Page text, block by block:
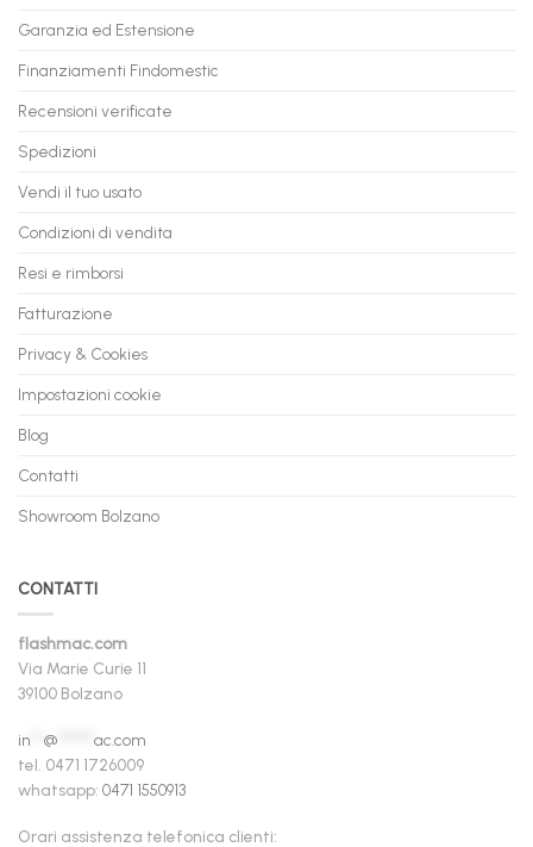
anche
a
in
con
Garanzia ed Estensione
Finanziamenti Findomestic
Recensioni verificate
Spedizioni
Vendi il tuo usato
Condizioni di vendita
Resi e rimborsi
Fatturazione
Privacy & Cookies
Impostazioni cookie
Blog
Contatti
Showroom Bolzano
CONTATTI
flashmac.com
Via Marie Curie 11
39100 Bolzano
in @
ac.com
tel. 0471 1726009
whatsapp: 0471 1550913
Orari assistenza telefonica clienti: